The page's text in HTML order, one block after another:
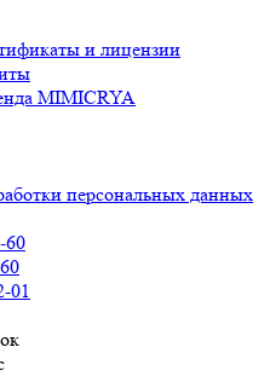
и лицензии
MIMICRYA
персональных данных
60
01